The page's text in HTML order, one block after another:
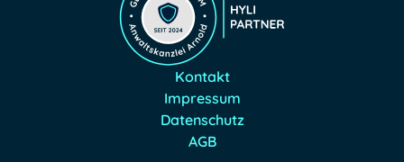
Kontakt
Impressum
Datenschutz
AGB